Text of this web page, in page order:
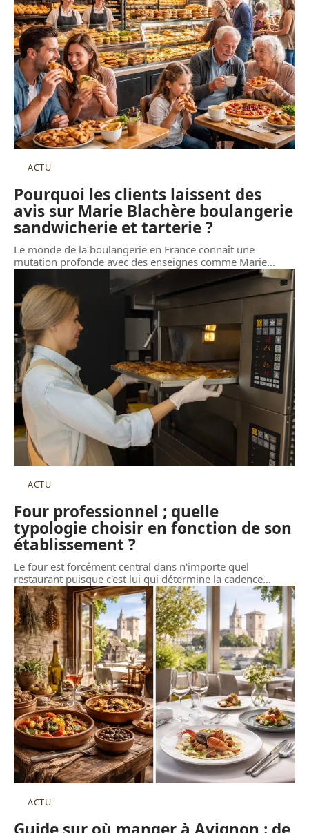
ACTU
Pourquoi les clients laissent des
avis sur Marie Blachère boulangerie
sandwicherie et tarterie ?
Le monde de la boulangerie en France connaît une
mutation profonde avec des enseignes comme Marie…
ACTU
Four professionnel ; quelle
typologie choisir en fonction de son
établissement ?
Le four est forcément central dans n'importe quel
restaurant puisque c'est lui qui détermine la cadence…
ACTU